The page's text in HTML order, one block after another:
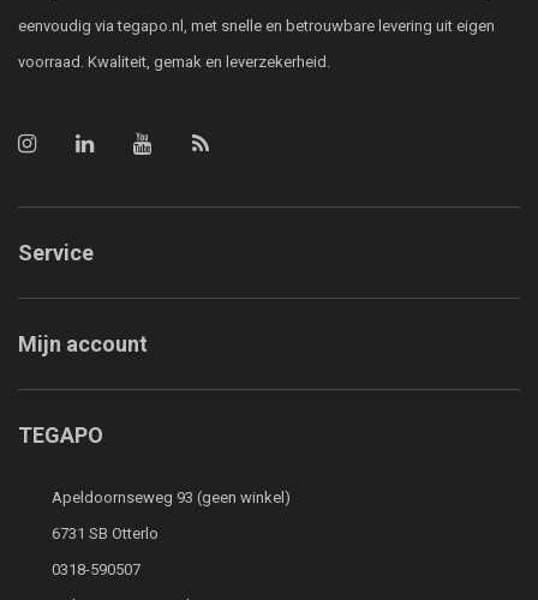
eenvoudig via tegapo.nl, met snelle en betrouwbare levering uit eigen
voorraad. Kwaliteit, gemak en leverzekerheid.
Service
Mijn account
TEGAPO
Apeldoornseweg 93 (geen winkel)
6731 SB Otterlo
0318-590507